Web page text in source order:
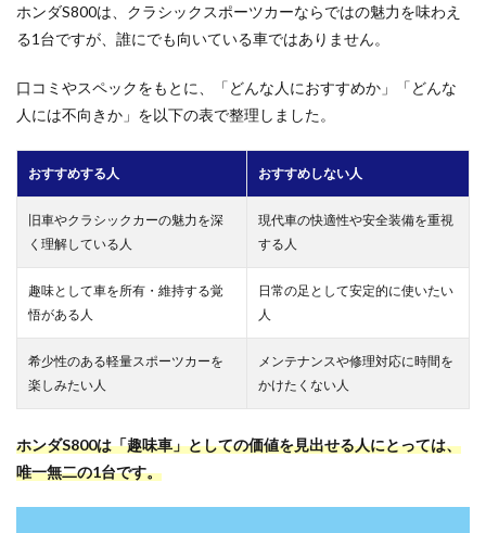
ホンダS800は、クラシックスポーツカーならではの魅力を味わえ
る1台ですが、誰にでも向いている車ではありません。
口コミやスペックをもとに、「どんな人におすすめか」「どんな
人には不向きか」を以下の表で整理しました。
おすすめする人 おすすめしない人
旧車やクラシックカーの魅力を深
く理解している人
現代車の快適性や安全装備を重視
する人
趣味として車を所有・維持する覚
悟がある人
日常の足として安定的に使いたい
人
希少性のある軽量スポーツカーを
楽しみたい人
メンテナンスや修理対応に時間を
かけたくない人
ホンダS800は「趣味車」としての価値を見出せる人にとっては、
唯一無二の1台です。